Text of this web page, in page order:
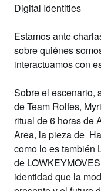
Digital Identities
Estamos ante
sobrequiénes
interactuamos con
Sobre el escenario,
deTeam Rolfes,
ritual de 6 horas de
Area, la pieza de
como lo es también
de LOWKEYMOVES
identidad que la